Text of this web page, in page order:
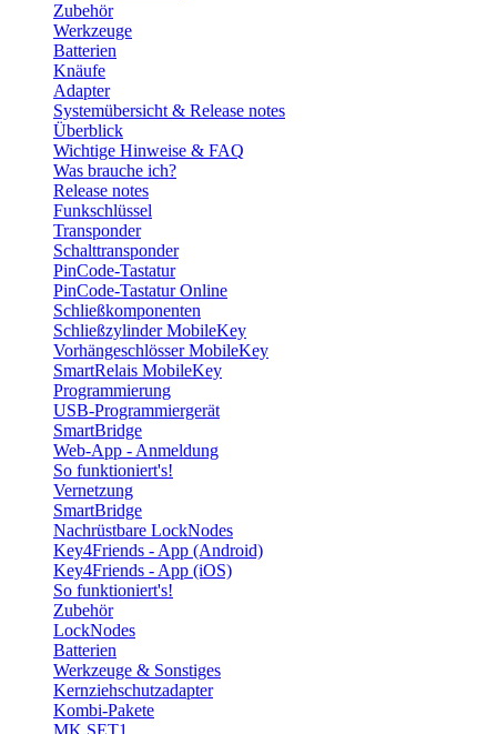
Zubehör
Werkzeuge
Batterien
Knäufe
Adapter
Systemübersicht & Release notes
Überblick
Wichtige Hinweise & FAQ
Was brauche ich?
Release notes
Funkschlüssel
Transponder
Schalttransponder
PinCode-Tastatur
PinCode-Tastatur Online
Schließkomponenten
Schließzylinder MobileKey
Vorhängeschlösser MobileKey
SmartRelais MobileKey
Programmierung
USB-Programmiergerät
SmartBridge
Web-App - Anmeldung
So funktioniert's!
Vernetzung
SmartBridge
Nachrüstbare LockNodes
Key4Friends - App (Android)
Key4Friends - App (iOS)
So funktioniert's!
Zubehör
LockNodes
Batterien
Werkzeuge & Sonstiges
Kernziehschutzadapter
Kombi-Pakete
MK.SET1